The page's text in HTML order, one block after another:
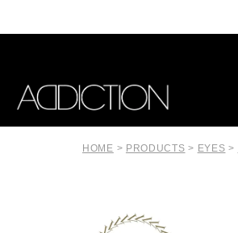
HOME > PRODUCTS > EYES >